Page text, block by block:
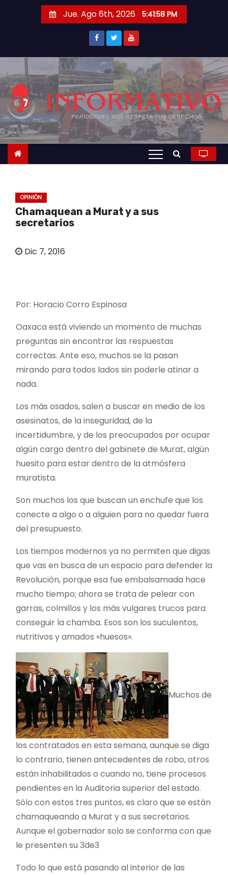
r
a
c
o
t
Jue. Ago 6th, 2026 5:41:59 PM
OPINIÓN
Chamaquean a Murat y a sus
secretarios
Dic 7, 2016
Por: Horacio Corro Espinosa
Oaxaca está viviendo un momento de muchas
preguntas sin encontrar las respuestas
correctas. Ante eso, muchos se la pasan
mirando para todos lados sin poderle atinar a
nada.
Los más osados, salen a buscar en medio de los
asesinatos, de la inseguridad, de la
incertidumbre, y de los preocupados por ocupar
algún cargo dentro del gabinete de Murat, algún
huesito para estar dentro de la atmósfera
muratista.
Son muchos los que buscan un enchufe que los
conecte a algo o a alguien para no quedar fuera
del presupuesto.
Los tiempos modernos ya no permiten que digas
que vas en busca de un espacio para defender la
Revolución, porque esa fue embalsamada ha­ce
mucho tiempo; ahora se trata de pelear con
garras, colmillos y los más vulgares trucos para
conseguir la chamba. Esos son los suculentos,
nu­tritivos y amados «huesos».
Muchos de
los contratados en esta semana, aunque se diga
lo contrario, tienen antecedentes de robo, otros
están inhabilitados o cuando no, tiene procesos
pendientes en la Auditoria superior del estado.
Sólo con estos tres puntos, es claro que se están
chamaqueando a Murat y a sus secretarios.
Aunque el gobernador solo se conforma con que
le presenten su 3de3
Todo lo que está pasando al interior de las